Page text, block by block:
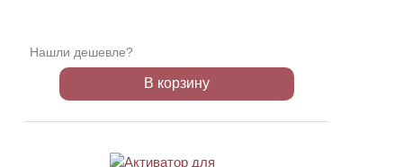
Нашли дешевле?
В корзину